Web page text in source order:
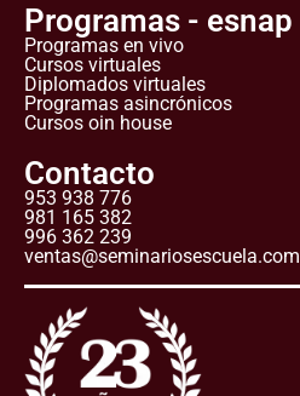
Programas - esnap
Programas en vivo
Cursos virtuales
Diplomados virtuales
Programas asincrónicos
Cursos oin house
Contacto
953 938 776
981 165 382
996 362 239
ventas@seminariosescuela.com